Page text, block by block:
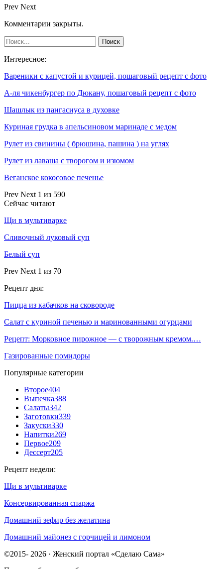
Prev Next
Комментарии закрыты.
Интересное:
Вареники с капустой и курицей, пошаговый рецепт с фото
А-ля чикенбургер по Дюкану, пошаговый рецепт с фото
Шашлык из пангасиуса в духовке
Куриная грудка в апельсиновом маринаде с медом
Рулет из свинины ( брюшина, пашина ) на углях
Рулет из лаваша с творогом и изюмом
Веганское кокосовое печенье
Prev Next 1 из 590
Сейчас читают
Щи в мультиварке
Сливочный луковый суп
Белый суп
Prev Next 1 из 70
Рецепт дня:
Пицца из кабачков на сковороде
Салат с куриной печенью и маринованными огурцами
Рецепт: Морковное пирожное — с творожным кремом.…
Газированные помидоры
Популярные категории
Второе404
Выпечка388
Салаты342
Заготовки339
Закуски330
Напитки269
Первое209
Дессерт205
Рецепт недели:
Щи в мультиварке
Консервированная спаржа
Домашний зефир без желатина
Домашний майонез с горчицей и лимоном
©2015- 2026 · Женский портал «Сделаю Сама»